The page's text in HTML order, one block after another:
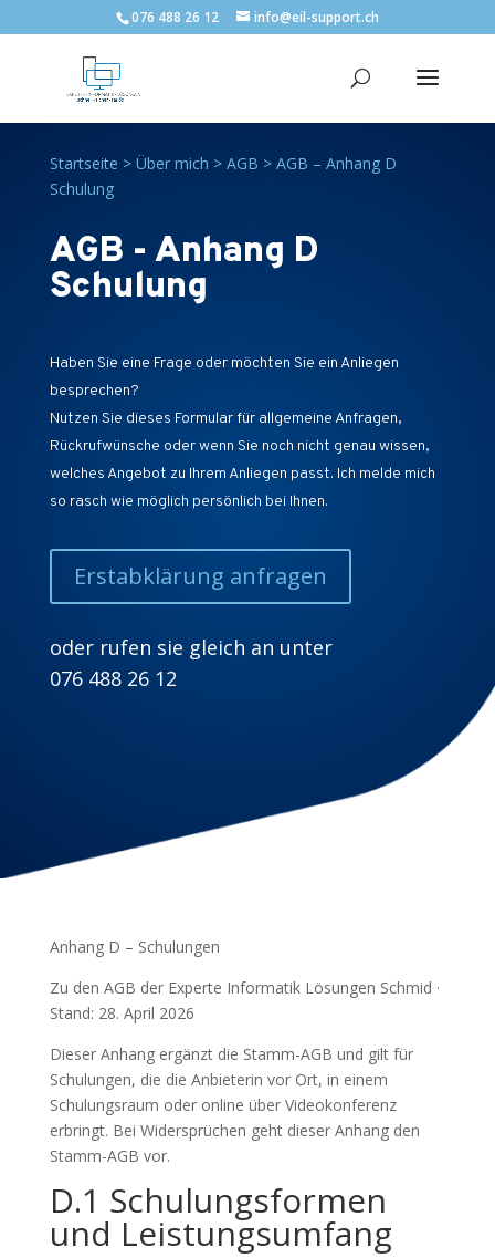
076 488 26 12 info@eil-support.ch
Startseite > Über mich > AGB > AGB – Anhang D
Schulung
AGB - Anhang D
Schulung
Haben Sie eine Frage oder möchten Sie ein Anliegen
besprechen?
Nutzen Sie dieses Formular für allgemeine Anfragen,
Rückrufwünsche oder wenn Sie noch nicht genau wissen,
welches Angebot zu Ihrem Anliegen passt. Ich melde mich
so rasch wie möglich persönlich bei Ihnen.
Erstabklärung anfragen
oder rufen sie gleich an unter
076 488 26 12
Anhang D – Schulungen
Zu den AGB der Experte Informatik Lösungen Schmid ·
Stand: 28. April 2026
Dieser Anhang ergänzt die Stamm-AGB und gilt für
Schulungen, die die Anbieterin vor Ort, in einem
Schulungsraum oder online über Videokonferenz
erbringt. Bei Widersprüchen geht dieser Anhang den
Stamm-AGB vor.
D.1 Schulungsformen
und Leistungsumfang